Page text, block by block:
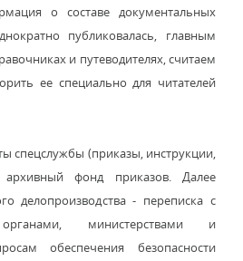
о составе документальных
публиковалась, главным
и путеводителях, считаем
ее специально для читателей
спецслужбы (приказы, инструкции,
архивный фонд приказов. Далее
делопроизводства - переписка с
министерствами и
обеспечения безопасности